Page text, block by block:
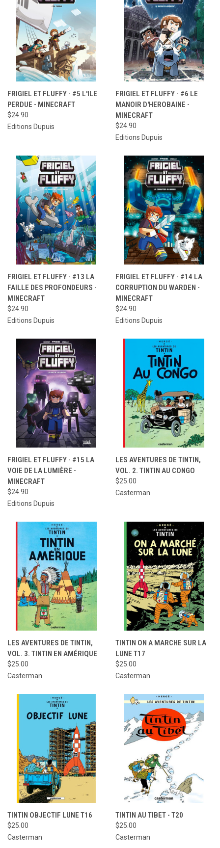
FRIGIEL ET FLUFFY - #5 L'ILE
PERDUE - MINECRAFT
$24.90
Editions Dupuis
FRIGIEL ET FLUFFY - #6 LE
MANOIR D'HEROBAINE -
MINECRAFT
$24.90
Editions Dupuis
FRIGIEL ET FLUFFY - #13 LA
FAILLE DES PROFONDEURS -
MINECRAFT
$24.90
Editions Dupuis
FRIGIEL ET FLUFFY - #14 LA
CORRUPTION DU WARDEN -
MINECRAFT
$24.90
Editions Dupuis
FRIGIEL ET FLUFFY - #15 LA
VOIE DE LA LUMIÈRE -
MINECRAFT
$24.90
Editions Dupuis
LES AVENTURES DE TINTIN,
VOL. 2. TINTIN AU CONGO
$25.00
Casterman
LES AVENTURES DE TINTIN,
VOL. 3. TINTIN EN AMÉRIQUE
$25.00
Casterman
TINTIN ON A MARCHE SUR LA
LUNE T17
$25.00
Casterman
TINTIN OBJECTIF LUNE T16
$25.00
Casterman
TINTIN AU TIBET - T20
$25.00
Casterman